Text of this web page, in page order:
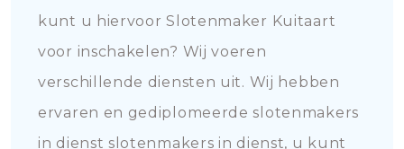
kunt u hiervoor Slotenmaker Kuitaart
voor inschakelen? Wij voeren
verschillende diensten uit. Wij hebben
ervaren en gediplomeerde slotenmakers
in dienst slotenmakers in dienst, u kunt